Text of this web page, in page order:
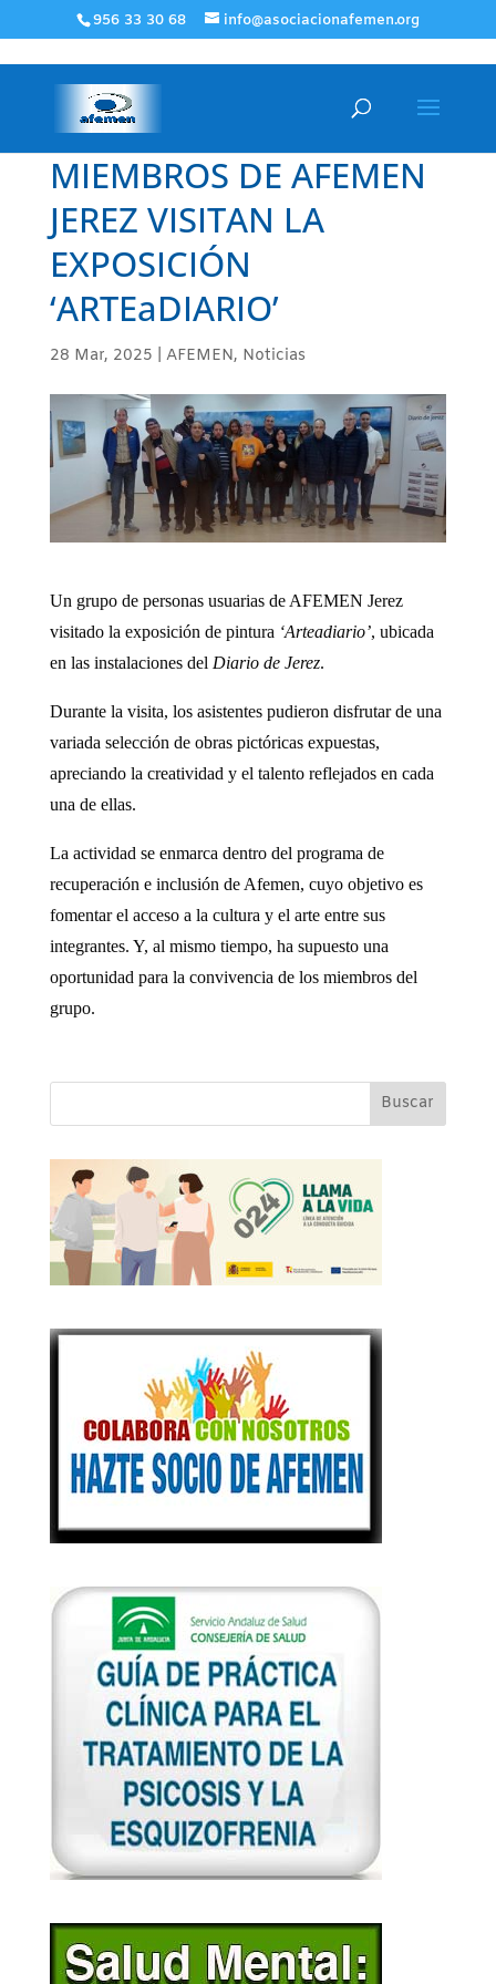
956 33 30 68 info@asociacionafemen.org
MIEMBROS DE AFEMEN
JEREZ VISITAN LA
EXPOSICIÓN
‘ARTEaDIARIO’
28 Mar, 2025 AFEMEN, Noticias
Un grupo de personas usuarias de AFEMEN Jerez
visitado la exposición de pintura ‘Arteadiario’, ubicada
en las instalaciones del Diario de Jerez.
Durante la visita, los asistentes pudieron disfrutar de una
variada selección de obras pictóricas expuestas,
apreciando la creatividad y el talento reflejados en cada
una de ellas.
La actividad se enmarca dentro del programa de
recuperación e inclusión de Afemen, cuyo objetivo es
fomentar el acceso a la cultura y el arte entre sus
integrantes. Y, al mismo tiempo, ha supuesto una
oportunidad para la convivencia de los miembros del
grupo.